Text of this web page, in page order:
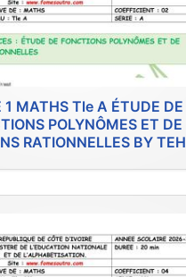
1 MATHS Tle A ÉTUDE DE
POLYNÔMES ET DE
RATIONNELLES BY